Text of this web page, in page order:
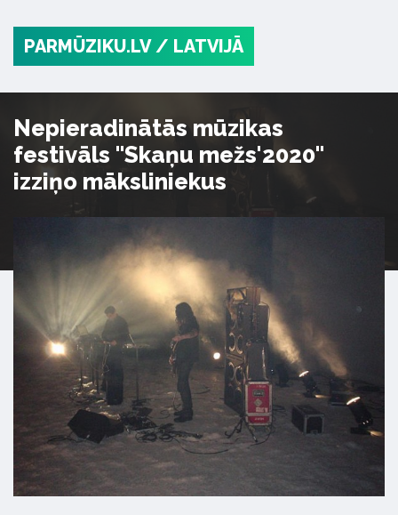
PARMŪZIKU.LV / LATVIJĀ
Nepieradinātās mūzikas
festivāls "Skaņu mežs'2020"
izziņo māksliniekus